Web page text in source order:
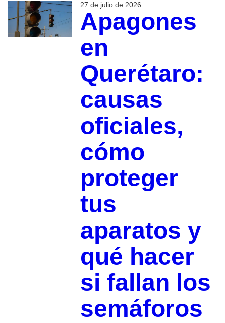
27 de julio de 2026
Apagones
en
Querétaro:
causas
oficiales,
cómo
proteger
tus
aparatos y
qué hacer
si fallan los
semáforos